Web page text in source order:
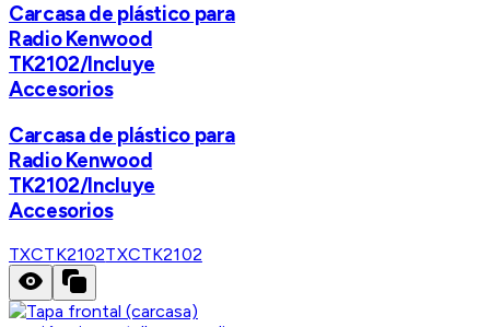
Carcasa de plástico para
Radio Kenwood
TK2102/Incluye
Accesorios
Carcasa de plástico para
Radio Kenwood
TK2102/Incluye
Accesorios
TXCTK2102TXCTK2102